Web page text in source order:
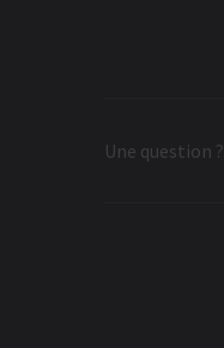
Une question ?